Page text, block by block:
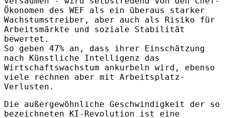
Ökonomen des WEF als ein überaus starker
Wachstumstreiber, aber auch als Risiko für
Arbeitsmärkte und soziale Stabilität
bewertet.
So geben 47% an, dass ihrer Einschätzung
nach Künstliche Intelligenz das
Wirtschaftswachstum ankurbeln wird, ebenso
viele rechnen aber mit Arbeitsplatz-
Verlusten.
Die außergewöhnliche Geschwindigkeit der so
bezeichneten KI-Revolution ist eine